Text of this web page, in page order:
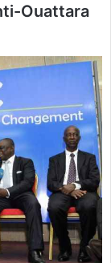
Ouattara